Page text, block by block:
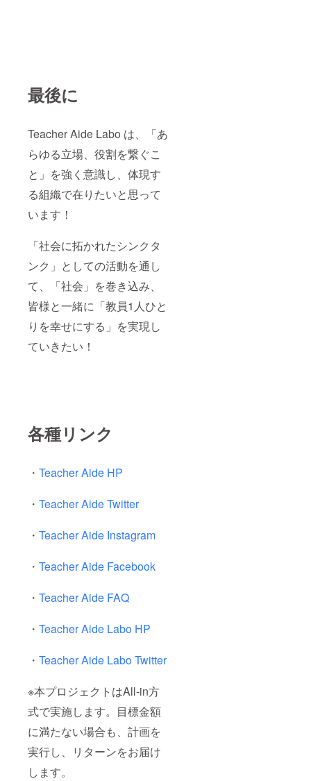
最後に
Teacher Aide Labo は、「あ
らゆる立場、役割を繋ぐこ
と」を強く意識し、体現す
る組織で在りたいと思って
います！
「社会に拓かれたシンクタ
ンク」としての活動を通し
て、「社会」を巻き込み、
皆様と一緒に「教員1人ひと
りを幸せにする」を実現し
ていきたい！
各種リンク
・ Teacher Aide HP
・ Teacher Aide Twitter
・ Teacher Aide Instagram
・ Teacher Aide Facebook
・ Teacher Aide FAQ
・ Teacher Aide Labo HP
・ Teacher Aide Labo Twitter
※本プロジェクトはAll-in方
式で実施します。目標金額
に満たない場合も、計画を
実行し、リターンをお届け
します。